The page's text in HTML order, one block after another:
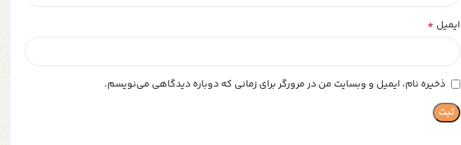
ایمیل *
ذخیره نام، ایمیل و وبسایت من در مرورگر برای زمانی که دوباره دیدگاهی می‌نویسم.